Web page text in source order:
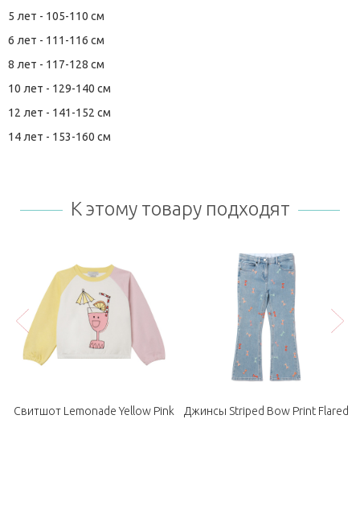
5 лет - 105-110 см
6 лет - 111-116 см
8 лет - 117-128 см
10 лет - 129-140 см
12 лет - 141-152 см
14 лет - 153-160 см
К этому товару подходят
Свитшот Lemonade Yellow Pink Джинсы Striped Bow Print Flared